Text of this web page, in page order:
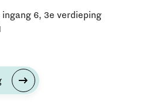
ingang 6, 3e verdieping